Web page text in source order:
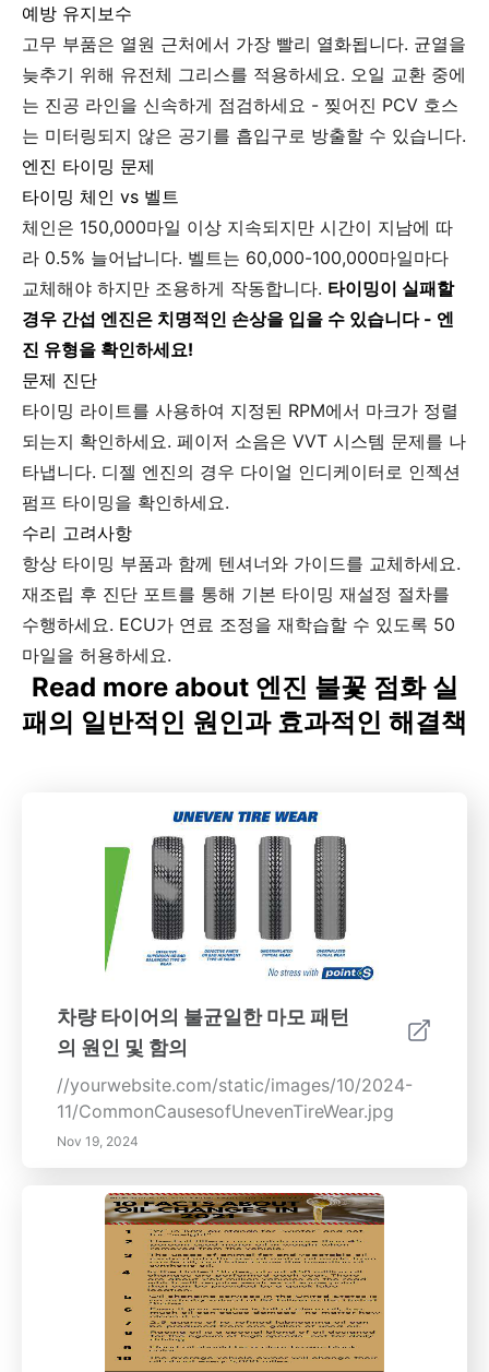
예방 유지보수
고무 부품은 열원 근처에서 가장 빨리 열화됩니다. 균열을
늦추기 위해 유전체 그리스를 적용하세요. 오일 교환 중에
는 진공 라인을 신속하게 점검하세요 - 찢어진 PCV 호스
는 미터링되지 않은 공기를 흡입구로 방출할 수 있습니다.
엔진 타이밍 문제
타이밍 체인 vs 벨트
체인은 150,000마일 이상 지속되지만 시간이 지남에 따
라 0.5% 늘어납니다. 벨트는 60,000-100,000마일마다
교체해야 하지만 조용하게 작동합니다. 타이밍이 실패할
경우 간섭 엔진은 치명적인 손상을 입을 수 있습니다 - 엔
진 유형을 확인하세요!
문제 진단
타이밍 라이트를 사용하여 지정된 RPM에서 마크가 정렬
되는지 확인하세요. 페이저 소음은 VVT 시스템 문제를 나
타냅니다. 디젤 엔진의 경우 다이얼 인디케이터로 인젝션
펌프 타이밍을 확인하세요.
수리 고려사항
항상 타이밍 부품과 함께 텐셔너와 가이드를 교체하세요.
재조립 후 진단 포트를 통해 기본 타이밍 재설정 절차를
수행하세요. ECU가 연료 조정을 재학습할 수 있도록 50
마일을 허용하세요.
Read more about 엔진 불꽃 점화 실
패의 일반적인 원인과 효과적인 해결책
차량 타이어의 불균일한 마모 패턴
의 원인 및 함의
//yourwebsite.com/static/images/10/2024-
11/CommonCausesofUnevenTireWear.jpg
Nov 19, 2024